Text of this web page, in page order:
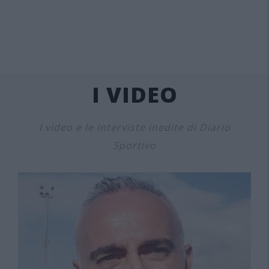
I VIDEO
I video e le interviste inedite di Diario
Sportivo